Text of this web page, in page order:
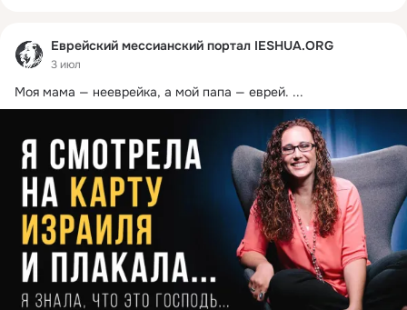
Еврейский мессианский портал IESHUA.ORG
3 июл
Моя мама — нееврейка, а мой папа — еврей. ...